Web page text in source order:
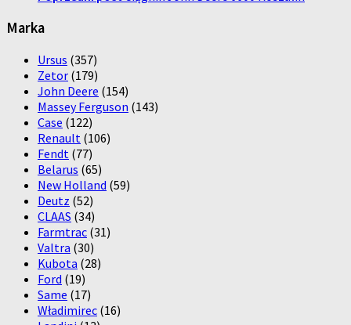
Marka
Ursus (357)
Zetor (179)
John Deere (154)
Massey Ferguson (143)
Case (122)
Renault (106)
Fendt (77)
Belarus (65)
New Holland (59)
Deutz (52)
CLAAS (34)
Farmtrac (31)
Valtra (30)
Kubota (28)
Ford (19)
Same (17)
Władimirec (16)